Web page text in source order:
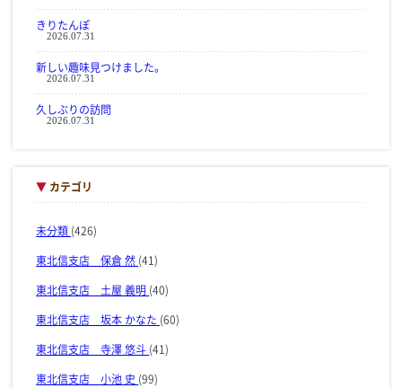
きりたんぽ
2026.07.31
新しい趣味見つけました。
2026.07.31
久しぶりの訪問
2026.07.31
▼ カテゴリ
未分類 (426)
東北信支店 保倉 然 (41)
東北信支店 土屋 義明 (40)
東北信支店 坂本 かなた (60)
東北信支店 寺澤 悠斗 (41)
東北信支店 小池 史 (99)